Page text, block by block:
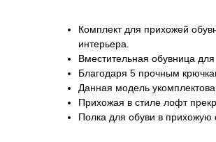
Комплект для прихожей
интерьера.
Вместительная обувница
Благодаря 5 прочным
Данная модель
Прихожая в стиле лофт
Полка для обуви в прихожую